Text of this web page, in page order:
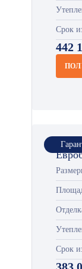
Срок
442
Срок